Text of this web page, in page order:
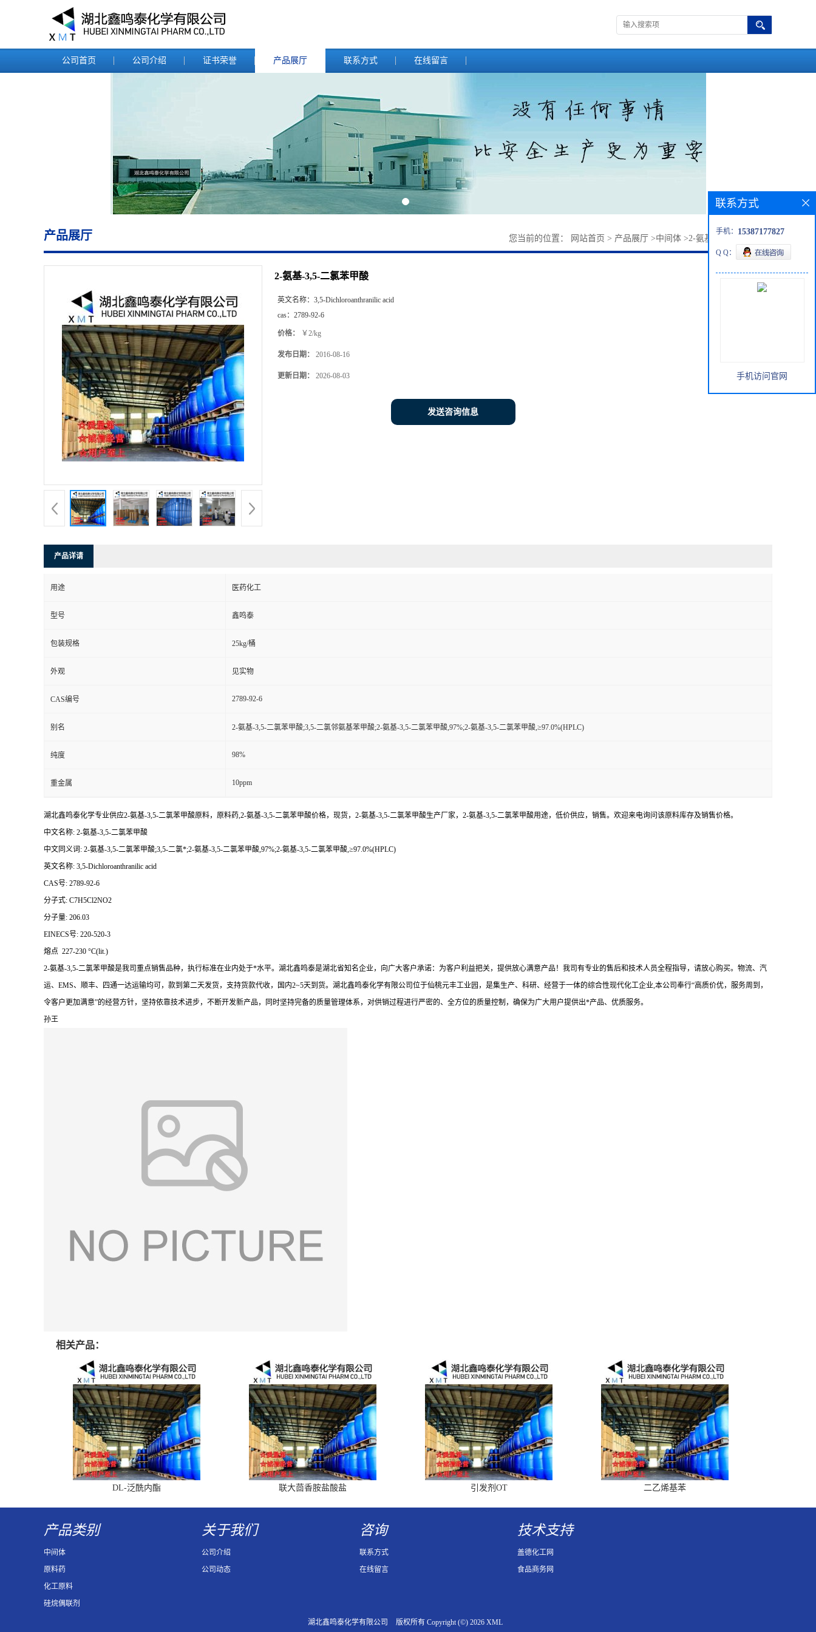
公司首页 公司介绍 证书荣誉 产品展厅 联系方式 在线留言
产品展厅 您当前的位置： 网站首页 > 产品展厅 >中间体 >2-氨基-3,5-二氯苯甲酸
2-氨基-3,5-二氯苯甲酸
英文名称： 3,5-Dichloroanthranilic acid
cas： 2789-92-6
价格： ￥2/kg
发布日期： 2016-08-16
更新日期： 2026-08-03
发送咨询信息
产品详请
用途 医药化工
型号 鑫鸣泰
包装规格 25kg/桶
外观 见实物
CAS编号 2789-92-6
别名 2-氨基-3,5-二氯苯甲酸;3,5-二氯邻氨基苯甲酸;2-氨基-3,5-二氯苯甲酸,97%;2-氨基-3,5-二氯苯甲酸,≥97.0%(HPLC)
纯度 98%
重金属 10ppm
湖北鑫鸣泰化学专业供应2-氨基-3,5-二氯苯甲酸原料，原料药,2-氨基-3,5-二氯苯甲酸价格，现货，2-氨基-3,5-二氯苯甲酸生产厂家，2-氨基-3,5-二氯苯甲酸用途，低价供应，销售。欢迎来电询问该原料库存及销售价格。
中文名称: 2-氨基-3,5-二氯苯甲酸
中文同义词: 2-氨基-3,5-二氯苯甲酸;3,5-二氯*;2-氨基-3,5-二氯苯甲酸,97%;2-氨基-3,5-二氯苯甲酸,≥97.0%(HPLC)
英文名称: 3,5-Dichloroanthranilic acid
CAS号: 2789-92-6
分子式: C7H5Cl2NO2
分子量: 206.03
EINECS号: 220-520-3
熔点 227-230 °C(lit.)
2-氨基-3,5-二氯苯甲酸是我司重点销售品种，执行标准在业内处于*水平。湖北鑫鸣泰是湖北省知名企业，向广大客户承诺：为客户利益把关，提供放心满意产品！我司有专业的售后和技术人员全程指导，请放心购买。物流、汽
运、EMS、顺丰、四通一达运输均可，款到第二天发货，支持货款代收，国内2~5天到货。湖北鑫鸣泰化学有限公司位于仙桃元丰工业园，是集生产、科研、经营于一体的综合性现代化工企业,本公司奉行“高质价优，服务周到，
令客户更加满意”的经营方针，坚持依靠技术进步，不断开发新产品，同时坚持完备的质量管理体系，对供销过程进行严密的、全方位的质量控制，确保为广大用户提供出*产品、优质服务。
孙王
相关产品：
DL-泛酰内酯 联大茴香胺盐酸盐 引发剂OT 二乙烯基苯
联系方式
手机： 15387177827
Q Q：
手机访问官网
产品类别
中间体
原料药
化工原料
硅烷偶联剂
关于我们
公司介绍
公司动态
咨询
联系方式
在线留言
技术支持
盖德化工网
食品商务网
湖北鑫鸣泰化学有限公司 版权所有 Copyright (©) 2026 XML